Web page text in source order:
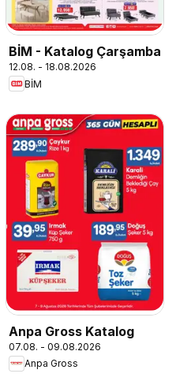
BİM - Katalog Çarşamba
12.08. - 18.08.2026
BİM
Anpa Gross Katalog
07.08. - 09.08.2026
Anpa Gross